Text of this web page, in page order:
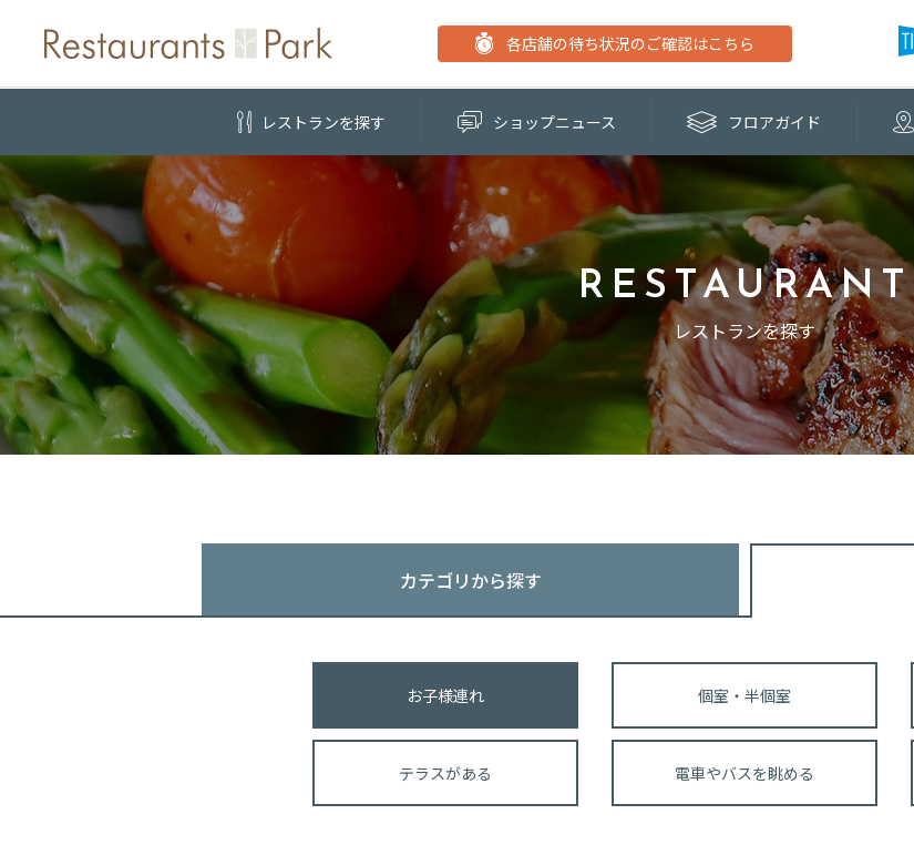
各店舗の待ち状況のご確認はこちら
レストランを探す ショップニュース フロアガイド
RESTAURANT
レストランを探す
カテゴリから探す
お子様連れ 個室・半個室
テラスがある 電車やバスを眺める